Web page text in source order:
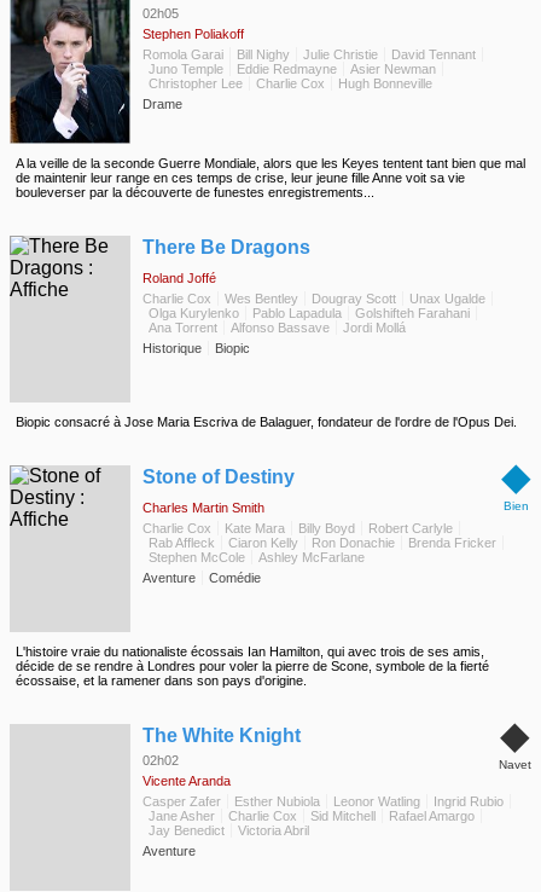
02h05
Stephen Poliakoff
Romola Garai
Bill Nighy Julie Christie
David Tennant
Juno Temple
Eddie Redmayne
Asier Newman
Christopher Lee
Charlie Cox
Hugh Bonneville
Drame
A la veille de la seconde Guerre Mondiale, alors que les Keyes tentent tant bien que mal
de maintenir leur range en ces temps de crise, leur jeune fille Anne voit sa vie
bouleverser par la découverte de funestes enregistrements...
There Be Dragons
Roland Joffé
Charlie Cox
Wes Bentley Dougray Scott
Unax Ugalde
Olga Kurylenko
Pablo Lapadula
Golshifteh Farahani
Ana Torrent
Alfonso Bassave
Jordi Mollá
Historique
Biopic
Biopic consacré à Jose Maria Escriva de Balaguer, fondateur de l'ordre de l'Opus Dei.
◆
Bien
Stone of Destiny
Charles Martin Smith
Charlie Cox
Kate Mara Billy Boyd
Robert Carlyle
Rab Affleck
Ciaron Kelly Ron Donachie
Brenda Fricker
Stephen McCole
Ashley McFarlane
Aventure
Comédie
L'histoire vraie du nationaliste écossais Ian Hamilton, qui avec trois de ses amis,
décide de se rendre à Londres pour voler la pierre de Scone, symbole de la fierté
écossaise, et la ramener dans son pays d'origine.
◆
Navet
The White Knight
02h02
Vicente Aranda
Casper Zafer
Esther Nubiola Leonor Watling
Ingrid Rubio
Jane Asher
Charlie Cox Sid Mitchell
Rafael Amargo
Jay Benedict
Victoria Abril
Aventure